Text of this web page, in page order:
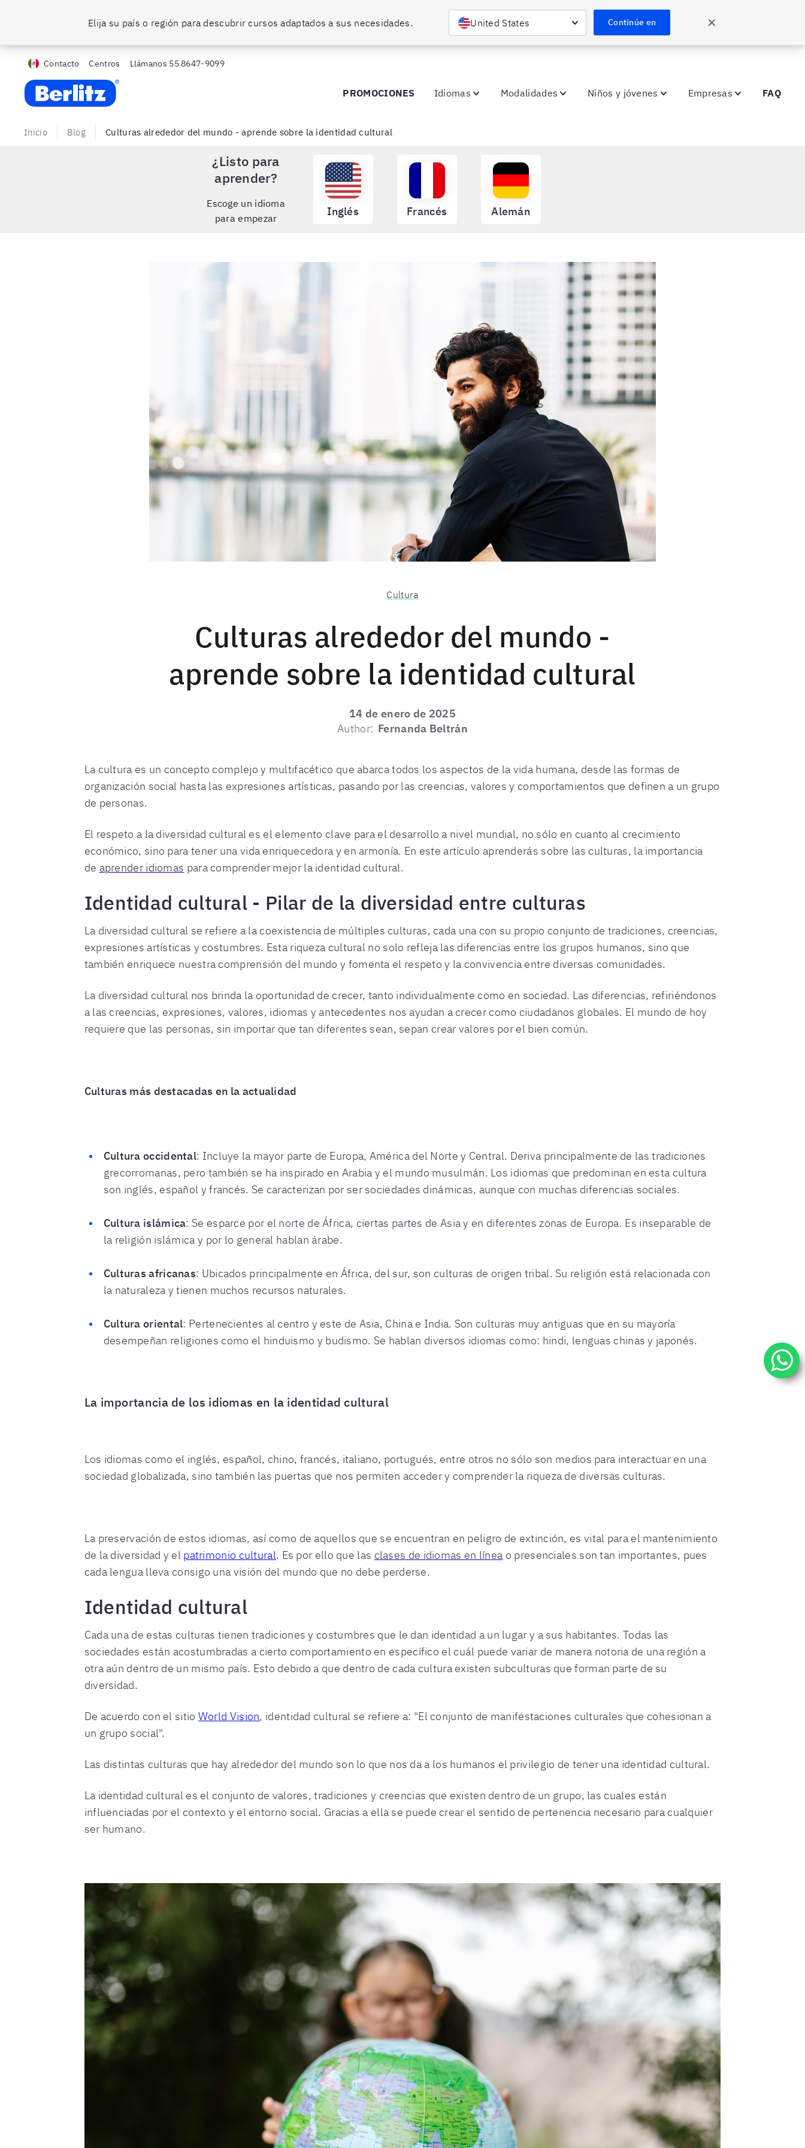
Elija su país o región para descubrir cursos adaptados a sus necesidades. United States Continúe en ✕
Contacto Centros Llámanos 55 8647-9099
Berlitz MX
PROMOCIONES Idiomas Modalidades Niños y jóvenes Empresas FAQ
Inicio Blog Culturas alrededor del mundo - aprende sobre la identidad cultural
¿Listo para
aprender?
Escoge un idioma
para empezar
Inglés Francés Alemán
Cultura
Culturas alrededor del mundo -
aprende sobre la identidad cultural
14 de enero de 2025
Author: Fernanda Beltrán
La cultura es un concepto complejo y multifacético que abarca todos los aspectos de la vida humana, desde las formas de
organización social hasta las expresiones artísticas, pasando por las creencias, valores y comportamientos que definen a un grupo
de personas.
El respeto a la diversidad cultural es el elemento clave para el desarrollo a nivel mundial, no sólo en cuanto al crecimiento
económico, sino para tener una vida enriquecedora y en armonía. En este artículo aprenderás sobre las culturas, la importancia
de aprender idiomas para comprender mejor la identidad cultural.
Identidad cultural - Pilar de la diversidad entre culturas
La diversidad cultural se refiere a la coexistencia de múltiples culturas, cada una con su propio conjunto de tradiciones, creencias,
expresiones artísticas y costumbres. Esta riqueza cultural no solo refleja las diferencias entre los grupos humanos, sino que
también enriquece nuestra comprensión del mundo y fomenta el respeto y la convivencia entre diversas comunidades.
La diversidad cultural nos brinda la oportunidad de crecer, tanto individualmente como en sociedad. Las diferencias, refiriéndonos
a las creencias, expresiones, valores, idiomas y antecedentes nos ayudan a crecer como ciudadanos globales. El mundo de hoy
requiere que las personas, sin importar que tan diferentes sean, sepan crear valores por el bien común.
Culturas más destacadas en la actualidad
Cultura occidental: Incluye la mayor parte de Europa, América del Norte y Central. Deriva principalmente de las tradiciones
grecorromanas, pero también se ha inspirado en Arabia y el mundo musulmán. Los idiomas que predominan en esta cultura
son inglés, español y francés. Se caracterizan por ser sociedades dinámicas, aunque con muchas diferencias sociales.
Cultura islámica: Se esparce por el norte de África, ciertas partes de Asia y en diferentes zonas de Europa. Es inseparable de
la religión islámica y por lo general hablan árabe.
Culturas africanas: Ubicados principalmente en África, del sur, son culturas de origen tribal. Su religión está relacionada con
la naturaleza y tienen muchos recursos naturales.
Culturaoriental: Pertenecientes al centro y este de Asia, China e India. Son culturas muy antiguas que en su mayoría
desempeñan religiones como el hinduismo y budismo. Se hablan diversos idiomas como: hindi, lenguas chinas y japonés.
La importancia de los idiomas en la identidad cultural
Los idiomas como el inglés, español, chino, francés, italiano, portugués, entre otros no sólo son medios para interactuar en una
sociedad globalizada, sino también las puertas que nos permiten acceder y comprender la riqueza de diversas culturas.
La preservación de estos idiomas, así como de aquellos que se encuentran en peligro de extinción, es vital para el mantenimiento
de la diversidad y el patrimonio cultural. Es por ello que las clases de idiomas en línea o presenciales son tan importantes, pues
cada lengua lleva consigo una visión del mundo que no debe perderse.
Identidad cultural
Cada una de estas culturas tienen tradiciones y costumbres que le dan identidad a un lugar y a sus habitantes. Todas las
sociedades están acostumbradas a cierto comportamiento en específico el cuál puede variar de manera notoria de una región a
otra aún dentro de un mismo país. Esto debido a que dentro de cada cultura existen subculturas que forman parte de su
diversidad.
De acuerdo con el sitio World Vision, identidad cultural se refiere a: "El conjunto de manifestaciones culturales que cohesionan a
un grupo social".
Las distintas culturas que hay alrededor del mundo son lo que nos da a los humanos el privilegio de tener una identidad cultural.
La identidad cultural es el conjunto de valores, tradiciones y creencias que existen dentro de un grupo, las cuales están
influenciadas por el contexto y el entorno social. Gracias a ella se puede crear el sentido de pertenencia necesario para cualquier
ser humano.